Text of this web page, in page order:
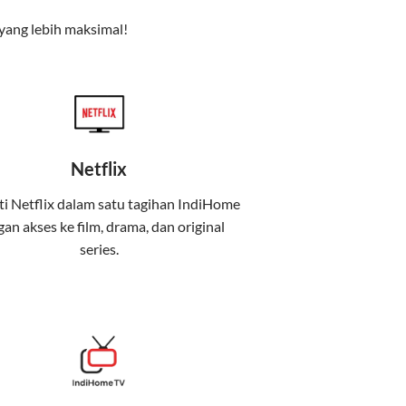
Telkomsel One, sebuah
dan komunikasi dalam satu paket
internet (Telkomsel) dalam satu paket.
lebih maksimal!
Netflix
Netflix dalam satu tagihan IndiHome
akses ke film, drama, dan original
series.